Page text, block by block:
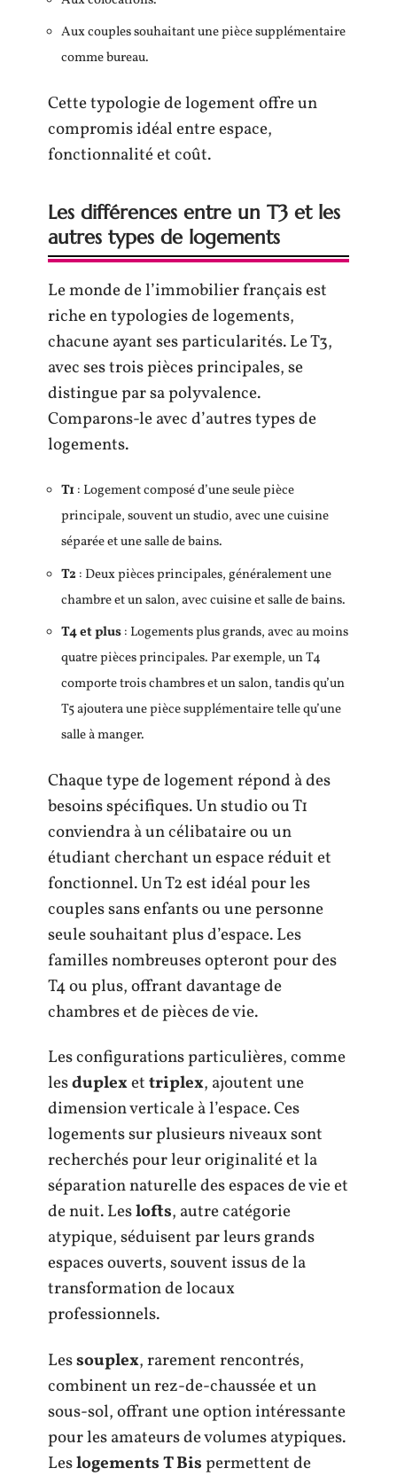
Aux couples souhaitant une pièce supplémentaire
comme bureau.
Cette typologie de logement offre un
compromis idéal entre espace,
fonctionnalité et coût.
Les différences entre un T3 et les
autres types de logements
Le monde de l’immobilier français est
riche en typologies de logements,
chacune ayant ses particularités. Le T3,
avec ses trois pièces principales, se
distingue par sa polyvalence.
Comparons-le avec d’autres types de
logements.
T1: Logement composé d’une seule pièce
principale, souvent un studio, avec une cuisine
séparée et une salle de bains.
T2 : Deux pièces principales, généralement une
chambre et un salon, avec cuisine et salle de bains.
T4 et plus: Logements plus grands, avec au moins
quatre pièces principales. Par exemple, un T4
comporte trois chambres et un salon, tandis qu’un
T5 ajoutera une pièce supplémentaire telle qu’une
salle à manger.
Chaque type de logement répond à des
besoins spécifiques. Un studio ou T1
conviendra à un célibataire ou un
étudiant cherchant un espace réduit et
fonctionnel. Un T2 est idéal pour les
couples sans enfants ou une personne
seule souhaitant plus d’espace. Les
familles nombreuses opteront pour des
T4 ou plus, offrant davantage de
chambres et de pièces de vie.
Les configurations particulières, comme
lesduplexettriplex, ajoutent une
dimension verticale à l’espace. Ces
logements sur plusieurs niveaux sont
recherchés pour leur originalité et la
séparation naturelle des espaces de vie et
de nuit. Leslofts, autre catégorie
atypique, séduisent par leurs grands
espaces ouverts, souvent issus de la
transformation de locaux
professionnels.
Lessouplex, rarement rencontrés,
combinent un rez-de-chaussée et un
sous-sol, offrant une option intéressante
pour les amateurs de volumes atypiques.
Leslogements T Bispermettent de